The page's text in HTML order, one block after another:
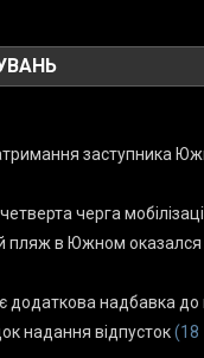
заступника
черга
пляж в Южном
додаткова надбавка до
надання відпусток (18